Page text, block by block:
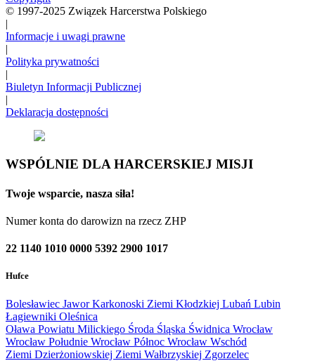
© 1997-2025 Związek Harcerstwa Polskiego
|
Informacje i uwagi prawne
|
Polityka prywatności
|
Biuletyn Informacji Publicznej
|
Deklaracja dostępności
WSPÓLNIE DLA HARCERSKIEJ MISJI
Twoje wsparcie, nasza siła!
Numer konta do darowizn na rzecz ZHP
22 1140 1010 0000 5392 2900 1017
Hufce
Bolesławiec JaworKarkonoski Ziemi Kłodzkiej Lubań Lubin
Łagiewniki Oleśnica
Oława Powiatu Milickiego Środa Śląska Świdnica Wrocław
Wrocław Południe Wrocław Północ Wrocław Wschód
Ziemi Dzierżoniowskiej Ziemi Wałbrzyskiej Zgorzelec